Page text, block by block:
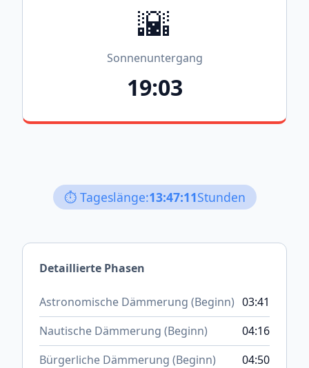
🌇
Sonnenuntergang
19:03
⏱️ Tageslänge:13:47:11Stunden
Detaillierte Phasen
Astronomische Dämmerung (Beginn) 03:41
Nautische Dämmerung (Beginn)
04:16
Bürgerliche Dämmerung (Beginn)
04:50